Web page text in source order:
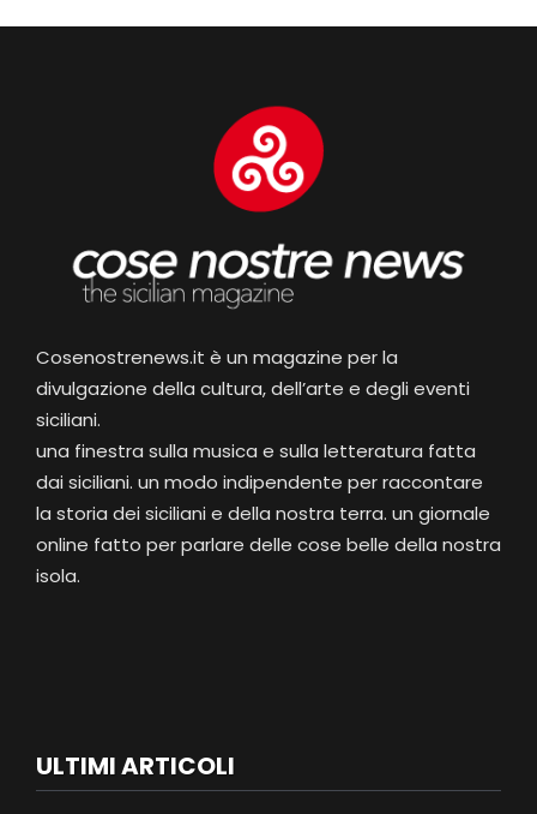
Cosenostrenews.it è un magazine per la
divulgazione della cultura, dell’arte e degli eventi
siciliani.
una finestra sulla musica e sulla letteratura fatta
dai siciliani. un modo indipendente per raccontare
la storia dei siciliani e della nostra terra. un giornale
online fatto per parlare delle cose belle della nostra
isola.
ULTIMI ARTICOLI